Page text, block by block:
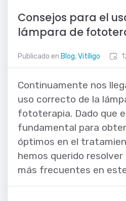
Consejos para el
lámpara de
Publicado en Blog,Vitíligo
Continuamente nos
uso correcto de la
fototerapia. Dado que
fundamental para
óptimos en el
hemos querido resolver
más frecuentes en